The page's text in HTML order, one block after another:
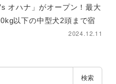
オハナ」がオープン！最大
以下の中型犬2頭まで宿
2024.12.11
検索